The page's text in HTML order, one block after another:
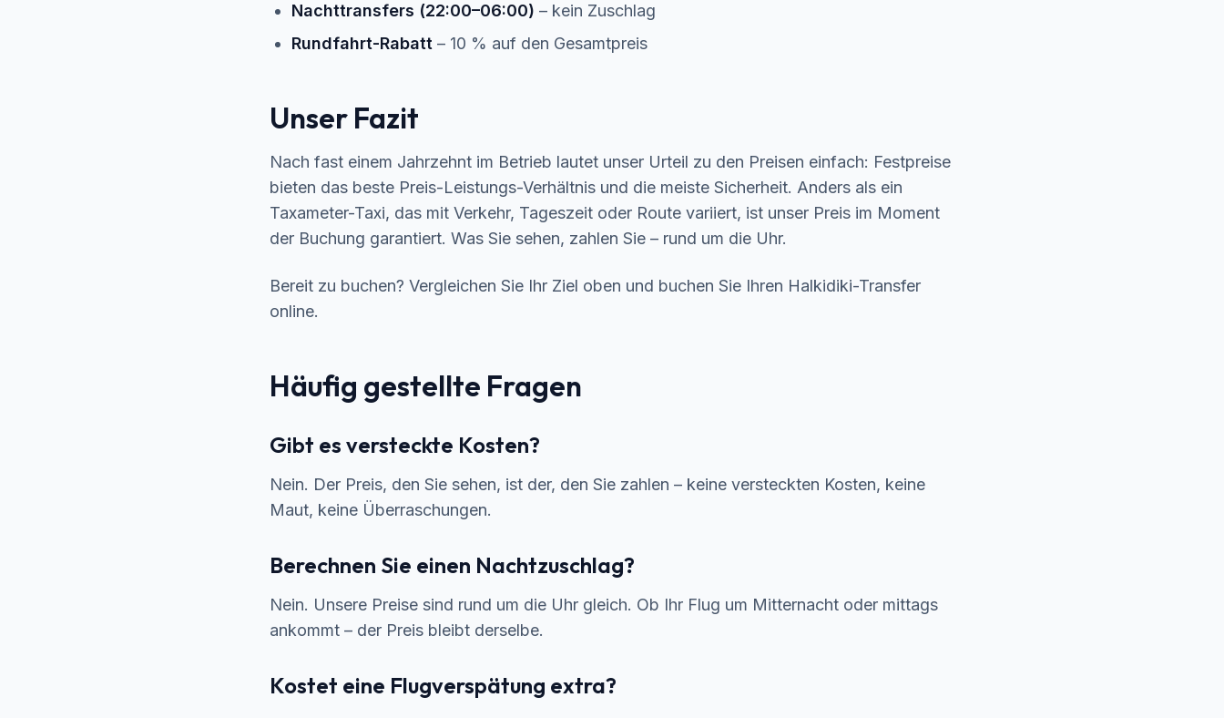
Nachttransfers (22:00–06:00) – kein Zuschlag
Rundfahrt-Rabatt – 10 % auf den Gesamtpreis
Unser Fazit
Nach fast einem Jahrzehnt im Betrieb lautet unser Urteil zu den Preisen einfach: Festpreise
bieten das beste Preis-Leistungs-Verhältnis und die meiste Sicherheit. Anders als ein
Taxameter-Taxi, das mit Verkehr, Tageszeit oder Route variiert, ist unser Preis im Moment
der Buchung garantiert. Was Sie sehen, zahlen Sie – rund um die Uhr.
Bereit zu buchen? Vergleichen Sie Ihr Ziel oben und buchen Sie Ihren Halkidiki-Transfer
online.
Häufig gestellte Fragen
Gibt es versteckte Kosten?
Nein. Der Preis, den Sie sehen, ist der, den Sie zahlen – keine versteckten Kosten, keine
Maut, keine Überraschungen.
Berechnen Sie einen Nachtzuschlag?
Nein. Unsere Preise sind rund um die Uhr gleich. Ob Ihr Flug um Mitternacht oder mittags
ankommt – der Preis bleibt derselbe.
Kostet eine Flugverspätung extra?